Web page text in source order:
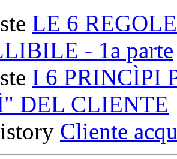
LE 6
- 1a parte
I 6 PRINCÌPI
DEL CLIENTE
Cliente